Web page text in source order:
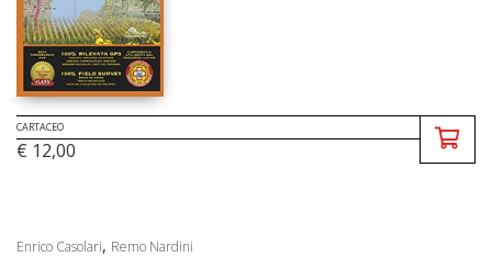
CARTACEO
€ 12,00
Enrico Casolari, Remo Nardini